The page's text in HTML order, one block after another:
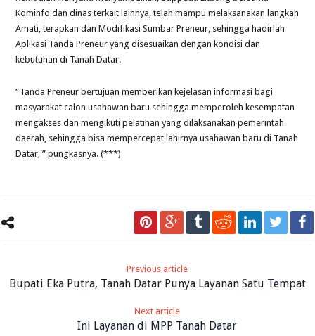
Kominfo dan dinas terkait lainnya, telah mampu melaksanakan langkah
Amati, terapkan dan Modifikasi Sumbar Preneur, sehingga hadirlah
Aplikasi Tanda Preneur yang disesuaikan dengan kondisi dan
kebutuhan di Tanah Datar.
“Tanda Preneur bertujuan memberikan kejelasan informasi bagi
masyarakat calon usahawan baru sehingga memperoleh kesempatan
mengakses dan mengikuti pelatihan yang dilaksanakan pemerintah
daerah, sehingga bisa mempercepat lahirnya usahawan baru di Tanah
Datar, ” pungkasnya. (***)
Previous article
Bupati Eka Putra, Tanah Datar Punya Layanan Satu Tempat
Next article
Ini Layanan di MPP Tanah Datar